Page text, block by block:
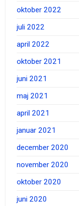
oktober 2022
juli 2022
april 2022
oktober 2021
juni 2021
maj 2021
april 2021
januar 2021
december 2020
november 2020
oktober 2020
juni 2020